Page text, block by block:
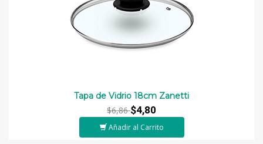
Tapa de Vidrio 18cm Zanetti
$6,86$4,80
Añadir al Carrito